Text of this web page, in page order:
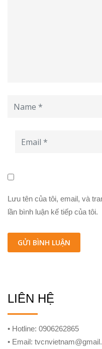
Lưu tên của tôi, email, và
lần bình luận kế tiếp của tôi.
LIÊN HỆ
• Hotline: 0906262865
• Email: